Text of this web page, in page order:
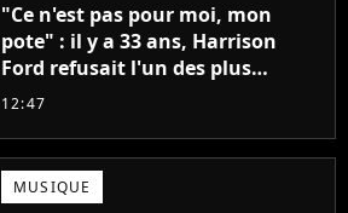
"Ce n'est pas pour moi, mon
pote" : il y a 33 ans, Harrison
Ford refusait l'un des plus
grands succès de tous les temps
12:47
MUSIQUE